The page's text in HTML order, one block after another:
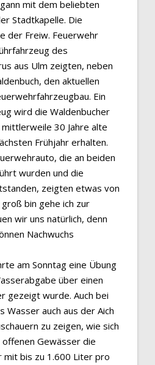
mit dem beliebten
Stadtkapelle. Die
der Freiw. Feuerwehr
des
aus Ulm zeigten, neben
den aktuellen
Ein
wird die Waldenbucher
30 Jahre alte
Frühjahr erhalten.
die an beiden
wurden und die
zeigten etwas von
bin gehe ich zur
wir uns natürlich, denn
Nachwuchs
am Sonntag eine Übung
über einen
gezeigt wurde. Auch bei
Wasser auch aus der Aich
zu zeigen, wie sich
offenen Gewässer die
bis zu 1.600 Liter pro